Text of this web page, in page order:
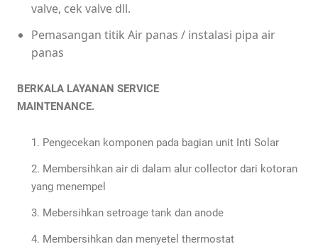
valve, cek valve dll.
Pemasangan titik Air panas / instalasi pipa air
panas
BERKALA LAYANAN SERVICE
MAINTENANCE.
Pengecekan komponen pada bagian unit Inti Solar
Membersihkan air di dalam alur collector dari kotoran
yang menempel
Mebersihkan setroage tank dan anode
Membersihkan dan menyetel thermostat